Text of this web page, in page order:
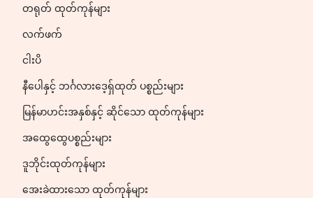
တရုတ် ထုတ်ကုန်များ
လက်ဖက်
ငါးပိ
နီပေါနှင့် ဘင်္ဂလားဒေ့ရှ်ထုတ် ပစ္စည်းများ
မြန်မာဟင်းအနှစ်နှင့် ဆိုင်သော ထုတ်ကုန်များ
အထွေထွေပစ္စည်းများ
ဒူဘိုင်းထုတ်ကုန်များ
အေးခဲထားသော ထုတ်ကုန်များ